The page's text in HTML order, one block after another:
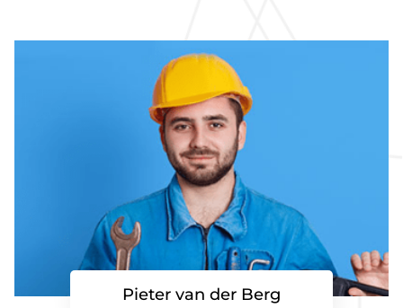
Pieter van der Berg